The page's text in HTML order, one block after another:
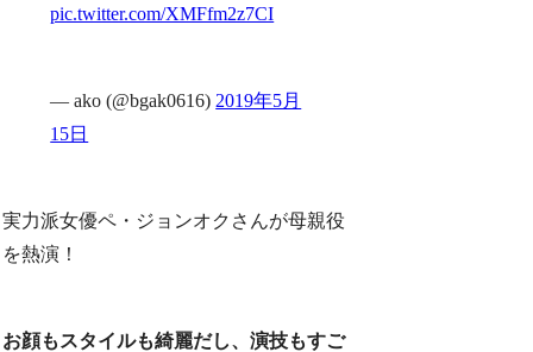
pic.twitter.com/XMFfm2z7CI
— ako (@bgak0616) 2019年5月
15日
実力派女優ペ・ジョンオクさんが母親役
を熱演！
お顔もスタイルも綺麗だし、演技もすご